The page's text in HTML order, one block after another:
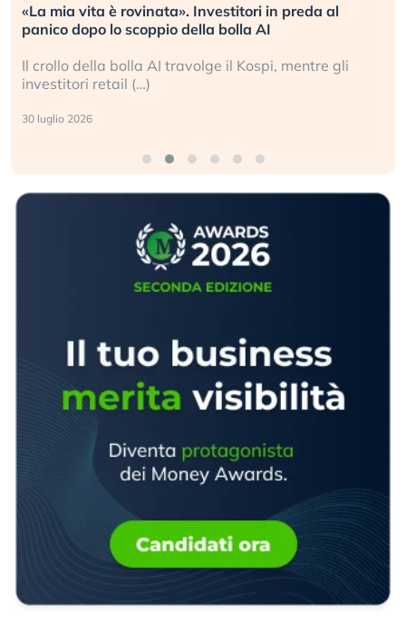
«La mia vita è rovinata». Investitori in preda al
panico dopo lo scoppio della bolla AI
Il crollo della bolla AI travolge il Kospi, mentre gli
investitori retail (…)
30 luglio 2026